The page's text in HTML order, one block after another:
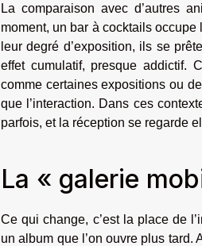
La comparaison avec d’autres
moment, un bar à cocktails
leur degré d’exposition, ils se
effet cumulatif, presque addictif.
comme certaines expositions ou
que l’interaction. Dans ces
parfois, et la réception se regarde
La « galerie
Ce qui change, c’est la place de
un album que l’on ouvre plus tard.